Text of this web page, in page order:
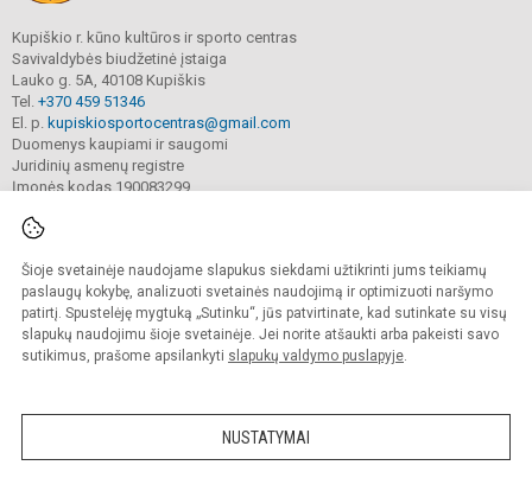
Šioje svetainėje naudojame slapukus siekdami užtikrinti jums teikiamų
paslaugų kokybę, analizuoti svetainės naudojimą ir optimizuoti naršymo
patirtį. Spustelėję mygtuką „Sutinku“, jūs patvirtinate, kad sutinkate su visų
slapukų naudojimu šioje svetainėje. Jei norite atšaukti arba pakeisti savo
sutikimus, prašome apsilankyti slapukų valdymo puslapyje.
NUSTATYMAI
Kupiškio r. kūno kultūros ir sporto centras
Savivaldybės biudžetinė įstaiga
Lauko g. 5A, 40108 Kupiškis
Tel. +370 459 51346
El. p. kupiskiosportocentras@gmail.com
Duomenys kaupiami ir saugomi
Juridinių asmenų registre
Įmonės kodas 190083299
© 2022. Kupiškio r. kūno kultūros ir sporto centras. Visos teisės saugomos.
Kopijuoti turinį be raštiško sutikimo griežtai draudžiama.
Prieinamumo paraiška Slapukų valdymas
Sumanus būdas atnaujinti